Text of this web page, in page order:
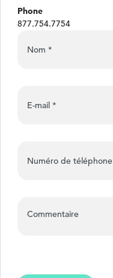
Phone
877.754.7754
Nom *
E-mail *
Numéro de téléphone
Commentaire